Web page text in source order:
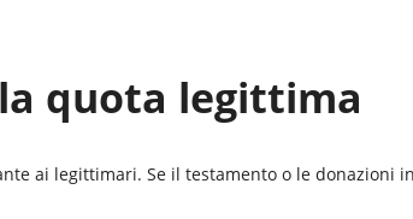
quota legittima
ai legittimari. Se il testamento o le donazioni